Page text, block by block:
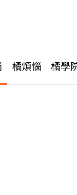
橘煩惱 橘學